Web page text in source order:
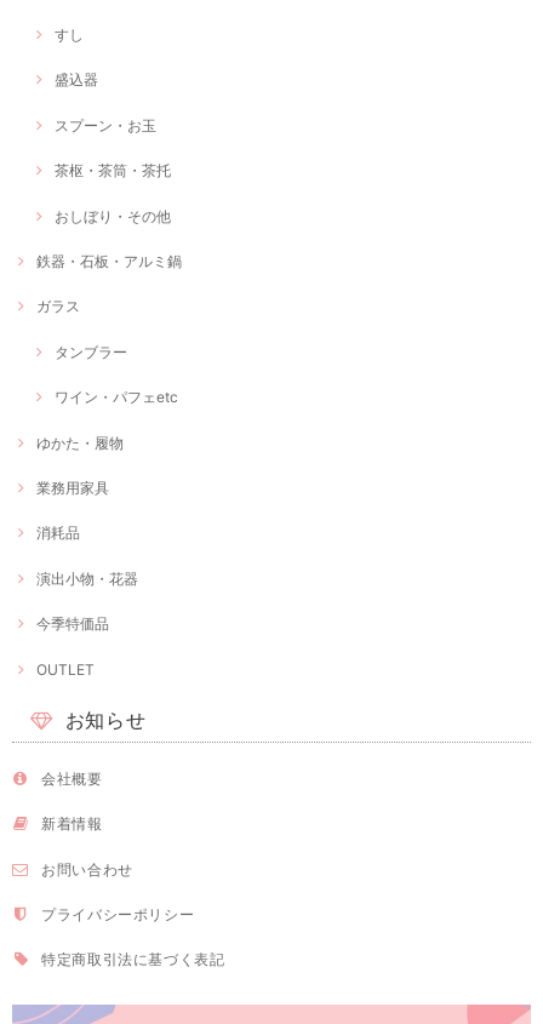
すし
盛込器
スプーン・お玉
茶枢・茶筒・茶托
おしぼり・その他
鉄器・石板・アルミ鍋
ガラス
タンブラー
ワイン・パフェetc
ゆかた・履物
業務用家具
消耗品
演出小物・花器
今季特価品
OUTLET
お知らせ
会社概要
新着情報
お問い合わせ
プライバシーポリシー
特定商取引法に基づく表記